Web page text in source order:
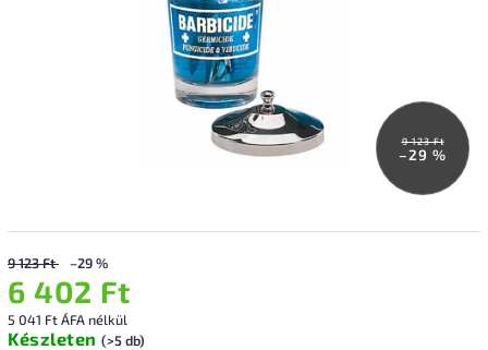
9 123 Ft
–29 %
9 123 Ft –29 %
6 402 Ft
5 041 Ft ÁFA nélkül
Készleten (>5 db)